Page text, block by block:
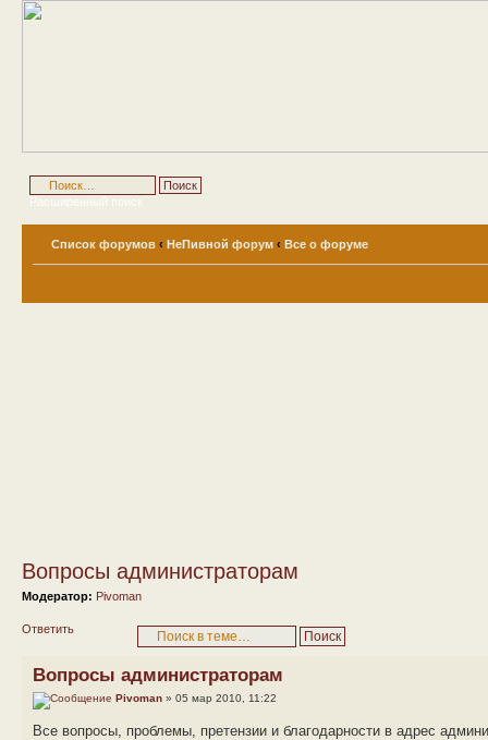
Расширенный поиск
Список форумов ‹ НеПивной форум ‹ Все о форуме
Вопросы администраторам
Модератор: Pivoman
Ответить
Вопросы администраторам
Pivoman » 05 мар 2010, 11:22
Все вопросы, проблемы, претензии и благодарности в адрес